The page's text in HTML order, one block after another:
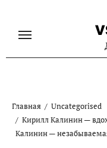
содержанию
Главная
Uncategorised
Кирилл Калинин —
Калинин —